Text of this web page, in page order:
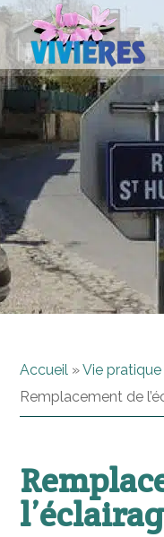
Accueil »Vie pratique
Remplacement de